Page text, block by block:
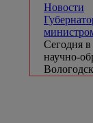
Новости
Сегодня
научно-